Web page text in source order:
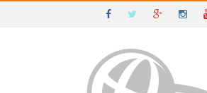
IGUAÍ E SUDOESTE DA BAHIA